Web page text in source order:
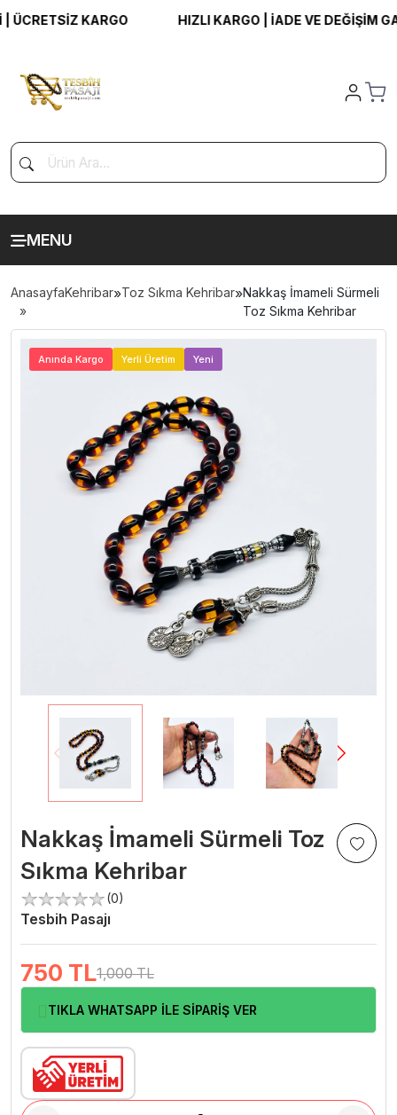
KARGO HIZLI KARGO | İADE VE DEĞİŞİM
MENU
AnasayfaKehribar»Toz Sıkma Kehribar»Nakkaş İmameli Sürmeli
Toz Sıkma Kehribar
Anında Kargo Yerli Üretim Yeni
Nakkaş İmameli Sürmeli Toz
Sıkma Kehribar
(0)
Tesbih Pasajı
750 TL1,000 TL
TIKLA WHATSAPP İLE SİPARİŞ VER